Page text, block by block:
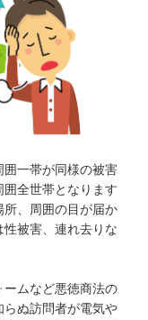
一帯が同様の被害
全世帯となります
、周囲の目が届か
被害、連れ去りな
ムなど悪徳商法の
ぬ訪問者が電気や